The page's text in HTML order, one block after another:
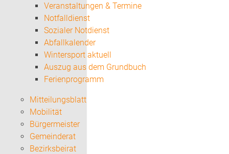
Veranstaltungen & Termine
Notfalldienst
Sozialer Notdienst
Abfallkalender
Wintersport aktuell
Auszug aus dem Grundbuch
Ferienprogramm
Mitteilungsblatt
Mobilität
Bürgermeister
Gemeinderat
Bezirksbeirat